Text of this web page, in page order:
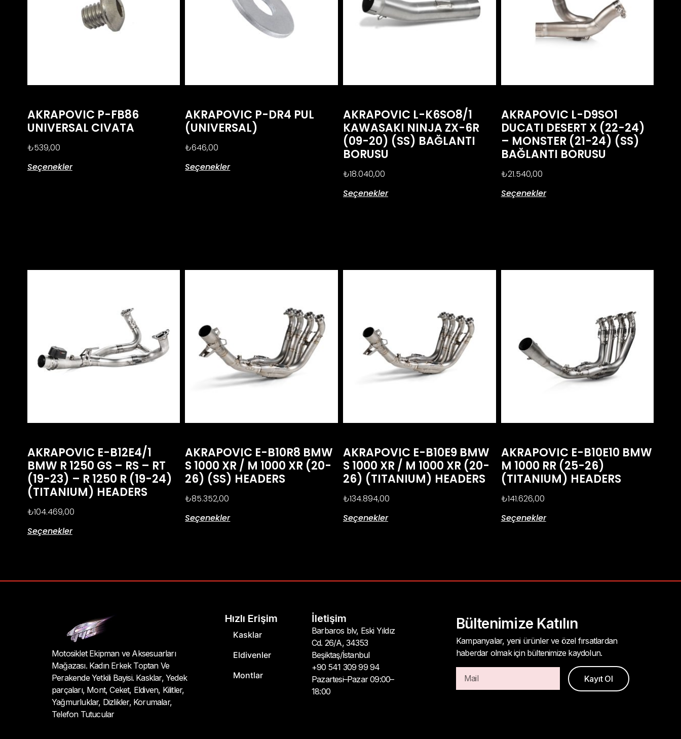
AKRAPOVIC P-FB86
UNIVERSAL CIVATA
₺539,00
Seçenekler
AKRAPOVIC P-DR4 PUL
(UNIVERSAL)
₺646,00
Seçenekler
AKRAPOVIC L-K6SO8/1
KAWASAKI NINJA ZX-6R
(09-20) (SS) BAĞLANTI
BORUSU
₺18.040,00
Seçenekler
AKRAPOVIC L-D9SO1
DUCATI DESERT X (22-24)
– MONSTER (21-24) (SS)
BAĞLANTI BORUSU
₺21.540,00
Seçenekler
AKRAPOVIC E-B12E4/1
BMW R 1250 GS – RS – RT
(19-23) – R 1250 R (19-24)
(TITANIUM) HEADERS
₺104.469,00
Seçenekler
AKRAPOVIC E-B10R8 BMW
S 1000 XR / M 1000 XR (20-
26) (SS) HEADERS
₺85.352,00
Seçenekler
AKRAPOVIC E-B10E9 BMW
S 1000 XR / M 1000 XR (20-
26) (TITANIUM) HEADERS
₺134.894,00
Seçenekler
AKRAPOVIC E-B10E10 BMW
M 1000 RR (25-26)
(TITANIUM) HEADERS
₺141.626,00
Seçenekler
Motosiklet Ekipman ve Aksesuarları
Mağazası. Kadın Erkek Toptan Ve
Perakende Yetkili Bayisi. Kasklar, Yedek
parçaları, Mont, Ceket, Eldiven, Kilitler,
Yağmurluklar, Dizlikler, Korumalar,
Telefon Tutucular
Hızlı Erişim
Kasklar
Eldivenler
Montlar
İletişim
Barbaros blv, Eski Yıldız
Cd. 26/A, 34353
Beşiktaş/İstanbul
+90 541 309 99 94
Pazartesi–Pazar 09:00–
18:00
Bültenimize Katılın
Kampanyalar, yeni ürünler ve özel fırsatlardan
haberdar olmak için bültenimize kaydolun.
Kayıt Ol